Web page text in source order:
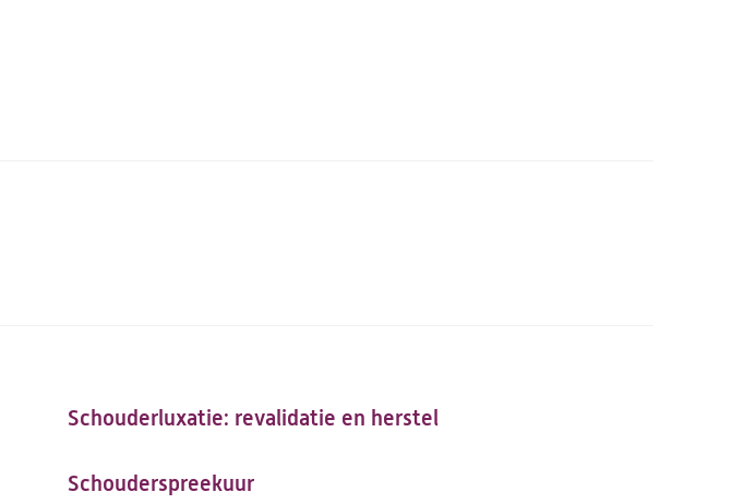
Schouderluxatie: revalidatie en herstel
Schouderspreekuur